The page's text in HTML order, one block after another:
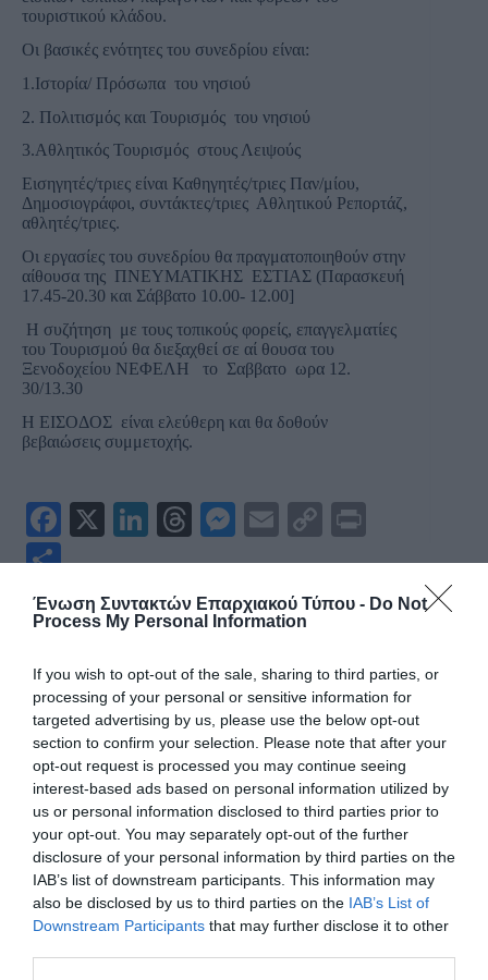
Ένωση Συντακτών Επαρχιακού Τύπου - Do Not
Process My Personal Information
If you wish to opt-out of the sale, sharing to third parties, or
processing of your personal or sensitive information for
targeted advertising by us, please use the below opt-out
section to confirm your selection. Please note that after your
opt-out request is processed you may continue seeing
interest-based ads based on personal information utilized by
us or personal information disclosed to third parties prior to
your opt-out. You may separately opt-out of the further
disclosure of your personal information by third parties on the
IAB’s list of downstream participants. This information may
also be disclosed by us to third parties on the IAB’s List of
Downstream Participants that may further disclose it to other
τουριστικού κλάδου.
Oι βασικές ενότητες του συνεδρίου είναι:
1.Ιστορία/ Πρόσωπα του νησιού
2. Πολιτισμός και Τουρισμός του νησιού
3.Αθλητικός Τουρισμός στους Λειψούς
Εισηγητές/τριες είναι Καθηγητές/τριες Παν/μίου,
Δημοσιογράφοι, συντάκτες/τριες Αθλητικού Ρεπορτάζ,
αθλητές/τριες.
Οι εργασίες του συνεδρίου θα πραγματοποιηθούν στην
αίθουσα της ΠΝΕΥΜΑΤΙΚΗΣ ΕΣΤΙΑΣ (Παρασκευή
17.45-20.30 και Σάββατο 10.00- 12.00]
Η συζήτηση με τους τοπικούς φορείς, επαγγελματίες
του Τουρισμού θα διεξαχθεί σε αί θουσα του
Ξενοδοχείου ΝΕΦΕΛΗ το Σαββατο ωρα 12.
30/13.30
Η ΕΙΣΟΔΟΣ είναι ελεύθερη και θα δοθούν
βεβαιώσεις συμμετοχής.
Fa
ce
bo
ok
X
Li
nk
ed
In
T
hr
ea
ds
M
es
se
ng
er
E
m
ail
C
op
y
nk
in
t
Μ
οι
ρ
α
στ
εί
τε
Σχετικά Άρθρα